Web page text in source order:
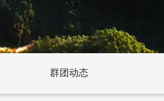
群团动态